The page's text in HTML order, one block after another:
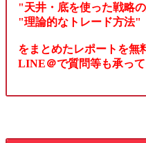
"天井・底を使った戦略
"理論的なトレード方法"
をまとめたレポートを無
LINE＠で質問等も承って